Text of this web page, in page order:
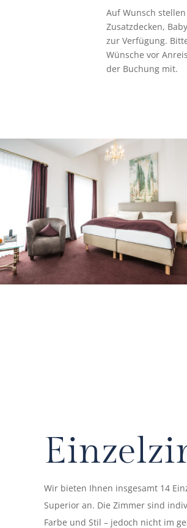
Auf Wunsch
Zusatzdecken,
zur Verfügung.
Wünsche vor
der Buchung mit.
Wir bieten Ihnen insgesamt 14
Superior an. Die Zimmer sind
Farbe und Stil – jedoch nicht im